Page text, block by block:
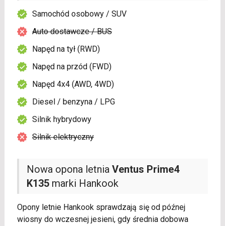
Nowa opona letnia Ventus Prime4
K135marki Hankook
Opony letnie Hankook sprawdzają się od późnej
wiosny do wczesnej jesieni, gdy średnia dobowa
Samochód osobowy / SUV
Auto dostawcze / BUS
Napęd na tył (RWD)
Napęd na przód (FWD)
Napęd 4x4 (AWD, 4WD)
Diesel / benzyna / LPG
Silnik hybrydowy
Silnik elektryczny